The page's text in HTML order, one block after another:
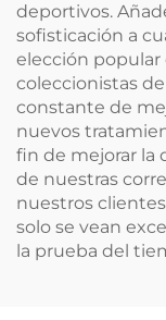
deportivos.
sofisticación a
elección popular
coleccionistas
constante de
nuevos
fin de mejorar la
de nuestras
nuestros
solo se vean
la prueba del